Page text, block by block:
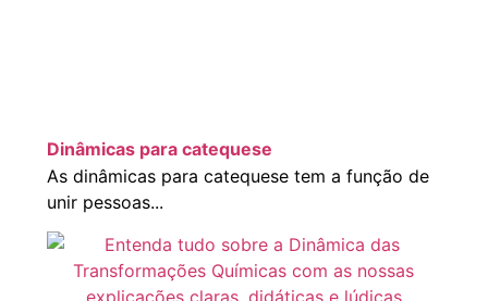
Dinâmicas para catequese
As dinâmicas para catequese tem a função de
unir pessoas...